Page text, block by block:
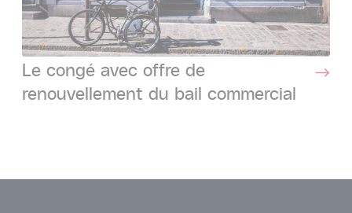
Le congé avec offre de
renouvellement du bail commercial